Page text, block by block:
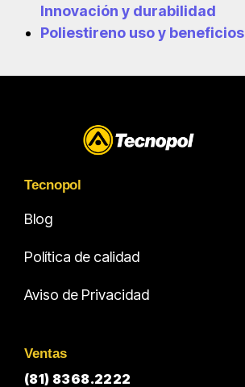
Innovación y durabilidad
Poliestireno uso y beneficios
Tecnopol
Blog
Política de calidad
Aviso de Privacidad
Ventas
(81) 8368.2222